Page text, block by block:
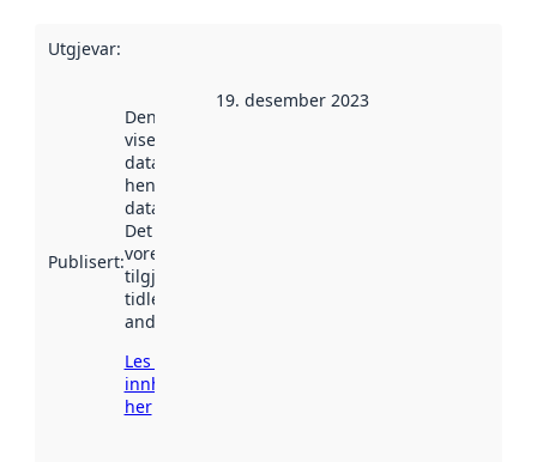
Utgjevar:
Publisert:
Denne datoen
viser når
datasettet vart
henta inn av
data.norge.no.
Det kan ha
vore
tilgjengeleg
tidlegare
andre stader.
Les meir om
innhenting
her
19. desember 2023